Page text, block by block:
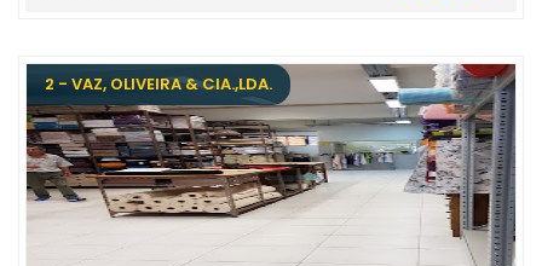
2 - VAZ, OLIVEIRA & CIA.,LDA.